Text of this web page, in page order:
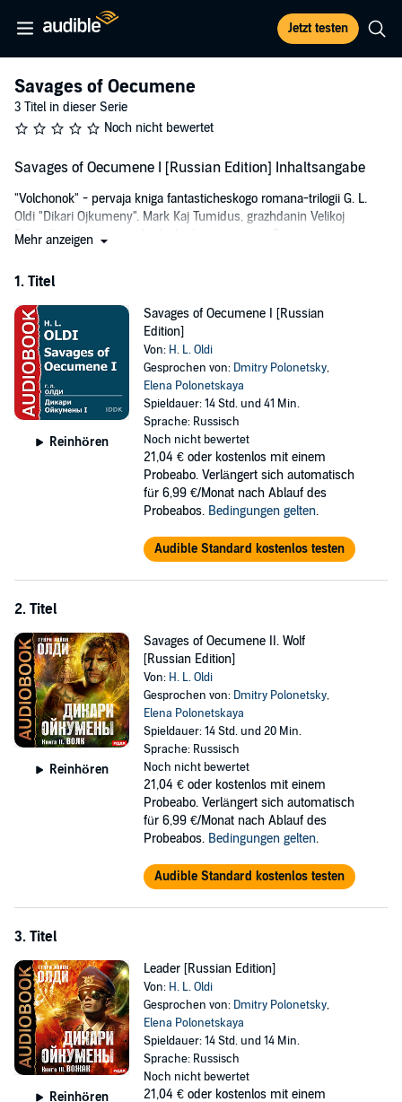
Jetzt testen
Savages of Oecumene
3 Titel in dieser Serie
Noch nicht bewertet
Savages of Oecumene I [Russian Edition] Inhaltsangabe
"Volchonok" - pervaja kniga fantasticheskogo romana-trilogii G. L.
Oldi "Dikari Ojkumeny". Mark Kaj Tumidus, grazhdanin Velikoj
Pompilii, s detstva mechtal o kar'ere voennogo. Razryv s otcom,
Mark. Kursant uchilishha abordazhnoj pehoty; udachlivyj dujeljant,
neudachlivyj uznik gauptvahty. Rjadovoj boec, groza "dedov" s
mechami v petlicah, zavsegdataj lazareta; ubijca atamana Gnata.
Mladshij oficer vneshnej razvedki, tretij navigator "Dikarja",
smenivshij imja na prozvishhe Knut. Chelovek s dvumja zhiznjami, i
obe, kazhetsja, podhodjat k koncu...Gvardii legat Tumidus, djadja
Marka, mog by gordit'sja plemjannikom. Mozhet li plemjannik
gordit'sja djadej - izmennikom rodiny, lishennym rasovogo statusa?
Please note: This audiobook is in Russian.
©2016 IDDK (P)2016 IDDK
Mehr anzeigen
1. Titel
Reinhören
Savages of Oecumene I [Russian
Edition]
Von: H. L. Oldi
Gesprochen von: Dmitry Polonetsky,
Elena Polonetskaya
Spieldauer: 14 Std. und 41 Min.
Sprache: Russisch
Noch nicht bewertet
21,04 € oder kostenlos mit einem
Probeabo. Verlängert sich automatisch
für 6,99 €/Monat nach Ablauf des
Probeabos. Bedingungen gelten.
Audible Standard kostenlos testen
2. Titel
Reinhören
Savages of Oecumene II. Wolf
[Russian Edition]
Von: H. L. Oldi
Gesprochen von: Dmitry Polonetsky,
Elena Polonetskaya
Spieldauer: 14 Std. und 20 Min.
Sprache: Russisch
Noch nicht bewertet
21,04 € oder kostenlos mit einem
Probeabo. Verlängert sich automatisch
für 6,99 €/Monat nach Ablauf des
Probeabos. Bedingungen gelten.
Audible Standard kostenlos testen
3. Titel
Reinhören
Leader [Russian Edition]
Von: H. L. Oldi
Gesprochen von: Dmitry Polonetsky,
Elena Polonetskaya
Spieldauer: 14 Std. und 14 Min.
Sprache: Russisch
Noch nicht bewertet
21,04 € oder kostenlos mit einem